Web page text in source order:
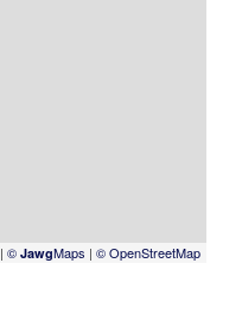
| © JawgMaps | © OpenStreetMap